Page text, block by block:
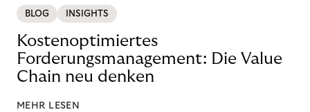
BLOG INSIGHTS
Kostenoptimiertes
Forderungsmanagement: Die Value
Chain neu denken
MEHR LESEN